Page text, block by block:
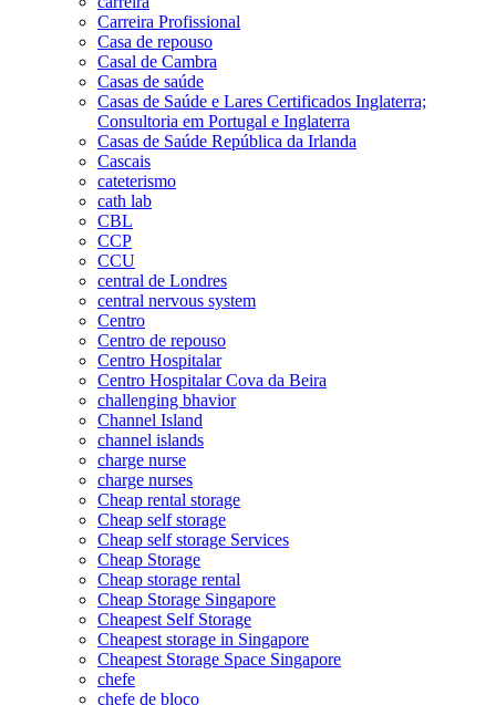
Carreira Profissional
Casa de repouso
Casal de Cambra
Casas de saúde
Casas de Saúde e Lares Certificados Inglaterra;
Consultoria em Portugal e Inglaterra
Casas de Saúde República da Irlanda
Cascais
cateterismo
cath lab
CBL
CCP
CCU
central de Londres
central nervous system
Centro
Centro de repouso
Centro Hospitalar
Centro Hospitalar Cova da Beira
challenging bhavior
Channel Island
channel islands
charge nurse
charge nurses
Cheap rental storage
Cheap self storage
Cheap self storage Services
Cheap Storage
Cheap storage rental
Cheap Storage Singapore
Cheapest Self Storage
Cheapest storage in Singapore
Cheapest Storage Space Singapore
chefe
chefe de bloco